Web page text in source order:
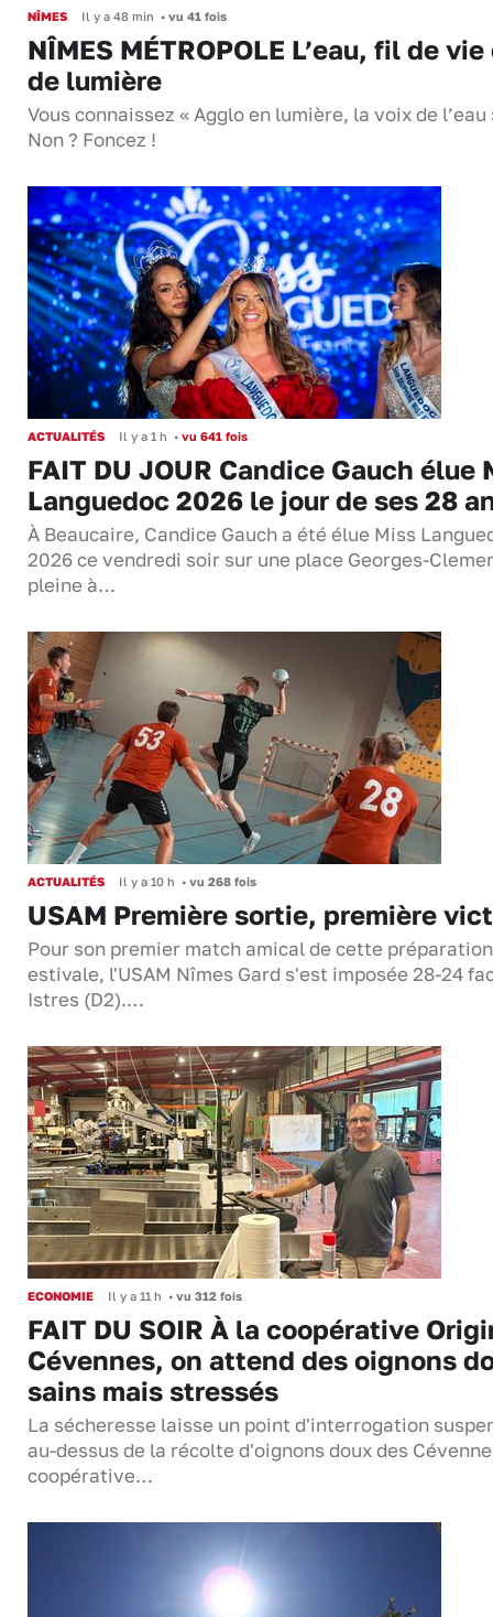
NÎMES Il y a 48 min • vu 41 fois
NÎMES MÉTROPOLE L’eau, fil de
de lumière
Vous connaissez « Agglo en lumière, la voix de l’eau
Non ? Foncez !
ACTUALITÉS Il y a 1 h • vu 641 fois
FAIT DU JOUR Candice Gauch élue
Languedoc 2026 le jour de ses 28
À Beaucaire, Candice Gauch a été élue Miss
2026 ce vendredi soir sur une place Georges-
pleine à…
ACTUALITÉS Il y a 10 h • vu 268 fois
USAM Première sortie, première
Pour son premier match amical de cette préparation
estivale, l'USAM Nîmes Gard s'est imposée 28-24
Istres (D2).…
ECONOMIE Il y a 11 h • vu 312 fois
FAIT DU SOIR À la coopérative
Cévennes, on attend des oignons
sains mais stressés
La sécheresse laisse un point d'interrogation
au-dessus de la récolte d'oignons doux des
coopérative…